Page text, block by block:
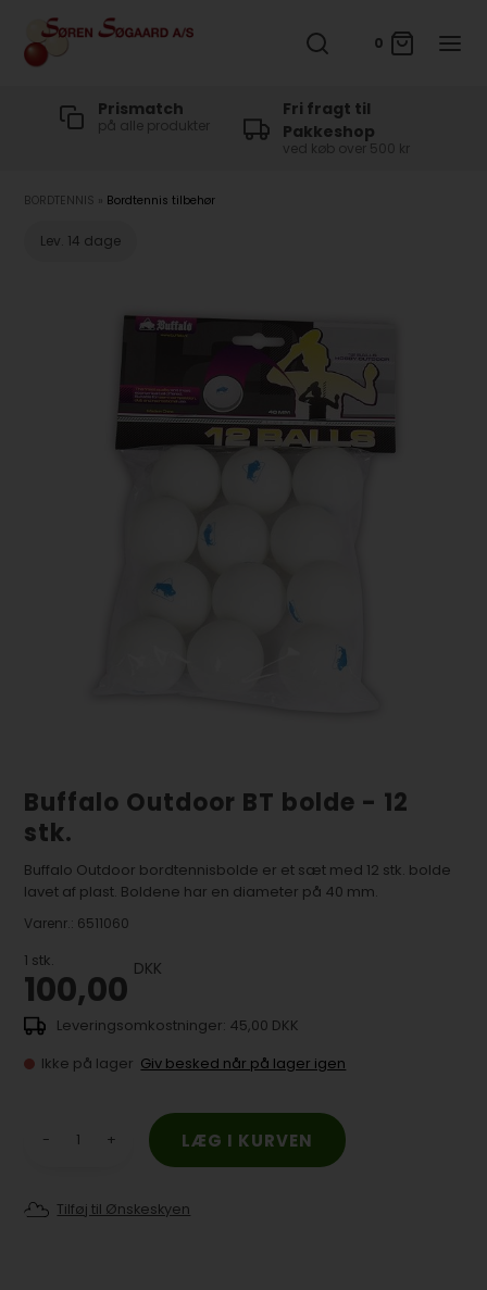
0
Prismatch
på alle produkter
Fri fragt til
Pakkeshop
ved køb over 500 kr
BORDTENNIS Bordtennis tilbehør
Lev. 14 dage
Buffalo Outdoor BT bolde - 12
stk.
Buffalo Outdoor bordtennisbolde er et sæt med 12 stk. bolde
lavet af plast. Boldene har en diameter på 40 mm.
Varenr.: 6511060
1 stk.
100,00 DKK
45,00 DKK
Ikke på lager Giv besked når på lager igen
- +
Tilføj til Ønskeskyen